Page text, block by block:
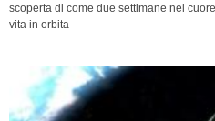
scoperta di come due settimane nel
vita in orbita